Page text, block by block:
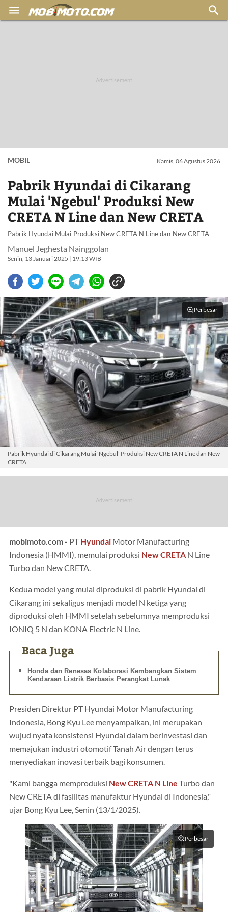
 
MOBIL Kamis, 06 Agustus 2026
Pabrik Hyundai di Cikarang
Mulai 'Ngebul' Produksi New
CRETA N Line dan New CRETA
Pabrik Hyundai Mulai Produksi New CRETA N Line dan New CRETA
Manuel Jeghesta Nainggolan
Senin, 13 Januari 2025 | 19:13 WIB
Perbesar
Pabrik Hyundai di Cikarang Mulai 'Ngebul' Produksi New CRETA N Line dan New
CRETA
mobimoto.com - PTHyundai Motor Manufacturing
Indonesia (HMMI), memulai produksi New CRETA N Line
Turbo dan New CRETA.
Kedua model yang mulai diproduksi di pabrik Hyundai di
Cikarang ini sekaligus menjadi model N ketiga yang
diproduksi oleh HMMI setelah sebelumnya memproduksi
IONIQ 5 N dan KONA Electric N Line.
Baca Juga
Honda dan Renesas Kolaborasi Kembangkan Sistem
Kendaraan Listrik Berbasis Perangkat Lunak
Presiden Direktur PT Hyundai Motor Manufacturing
Indonesia, Bong Kyu Lee menyampaikan, ini merupakan
wujud nyata konsistensi Hyundai dalam berinvestasi dan
memajukan industri otomotif Tanah Air dengan terus
menyediakan inovasi terbaik bagi konsumen.
"Kami bangga memproduksi New CRETA N Line Turbo dan
New CRETA di fasilitas manufaktur Hyundai di Indonesia,"
ujar Bong Kyu Lee, Senin (13/1/2025).
Perbesar